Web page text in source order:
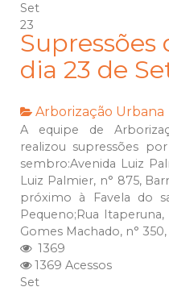
Set
23
Supressões
dia 23 de
Arborização Urbana
A equipe de
realizou supressões
sembro:Avenida Luiz
Luiz Palmier, n° 875,
próximo à Favela do
Pequeno;Rua
Gomes Machado, n°
1369
1369 Acessos
Set